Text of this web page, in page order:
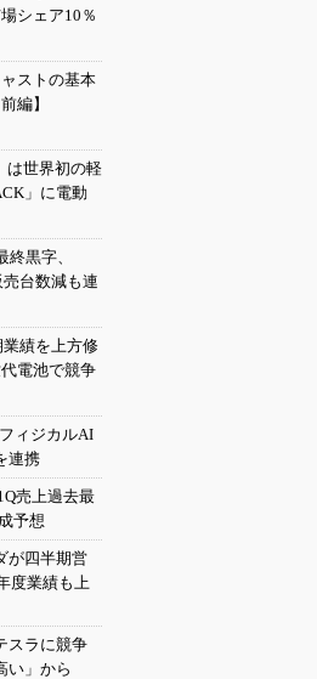
シェア10％
ストの基本
編】
は世界初の軽
」に電動
終黒字、
台数減も連
業績を上方修
電池で競争
ィジカルAI
連携
売上過去最
予想
が四半期営
度業績も上
スラに競争
い」から